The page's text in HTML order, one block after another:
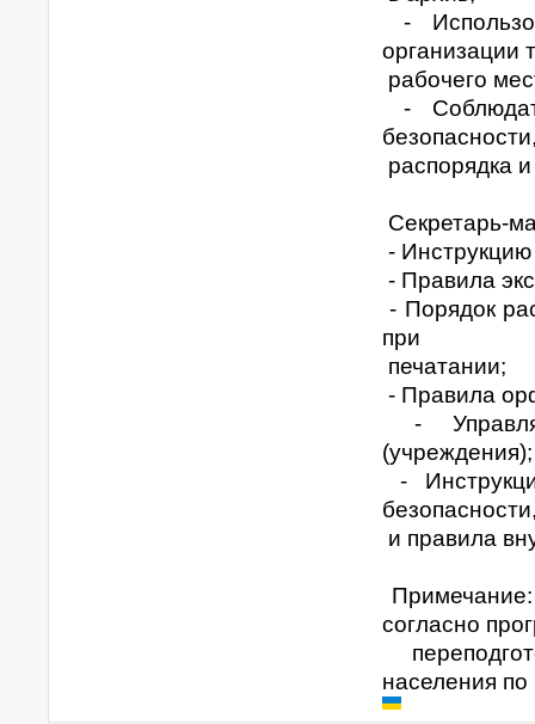
-
организации
рабочего
-
распорядка
Секретарь-
-
- Правила
- Порядок
при
печатании;
- Правила
-
(учреждения);
-
и правила
согласно
населения